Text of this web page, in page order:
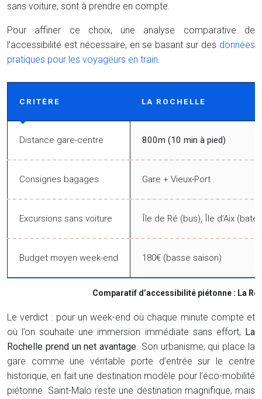
sans voiture, sont à prendre en compte.
Pour affiner ce choix, une analyse comparative de
l’accessibilité est nécessaire, en se basant sur des données
pratiques pour les voyageurs en train.
Comparatif d’accessibilité piétonne : La
CRITÈRE LA ROCHELLE
Distance gare-centre 800m (10 min à pied)
Consignes bagages Gare + Vieux-Port
Excursions sans voiture Île de Ré (bus), Île d’Aix
Budget moyen week-end 180€ (basse saison)
Le verdict : pour un week-end où chaque minute compte et
où l’on souhaite une immersion immédiate sans effort, La
Rochelle prend un net avantage. Son urbanisme, qui place la
gare comme une véritable porte d’entrée sur le centre
historique, en fait une destination modèle pour l’éco-mobilité
piétonne. Saint-Malo reste une destination magnifique, mais